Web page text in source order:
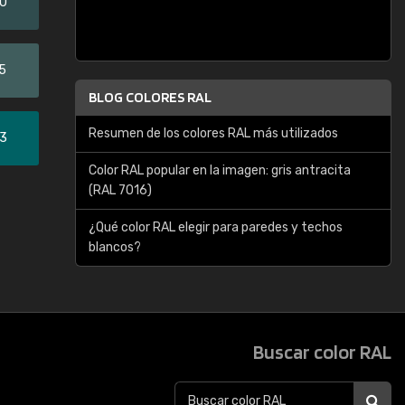
BLOG COLORES RAL
Resumen de los colores RAL más utilizados
Color RAL popular en la imagen: gris antracita
(RAL 7016)
¿Qué color RAL elegir para paredes y techos
blancos?
Buscar color RAL